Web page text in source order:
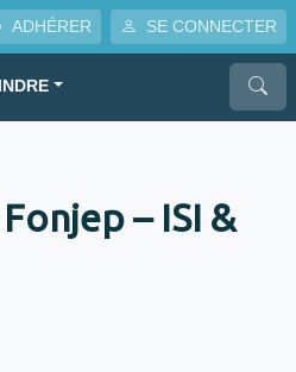
ADHÉRER SE CONNECTER
– ISI &